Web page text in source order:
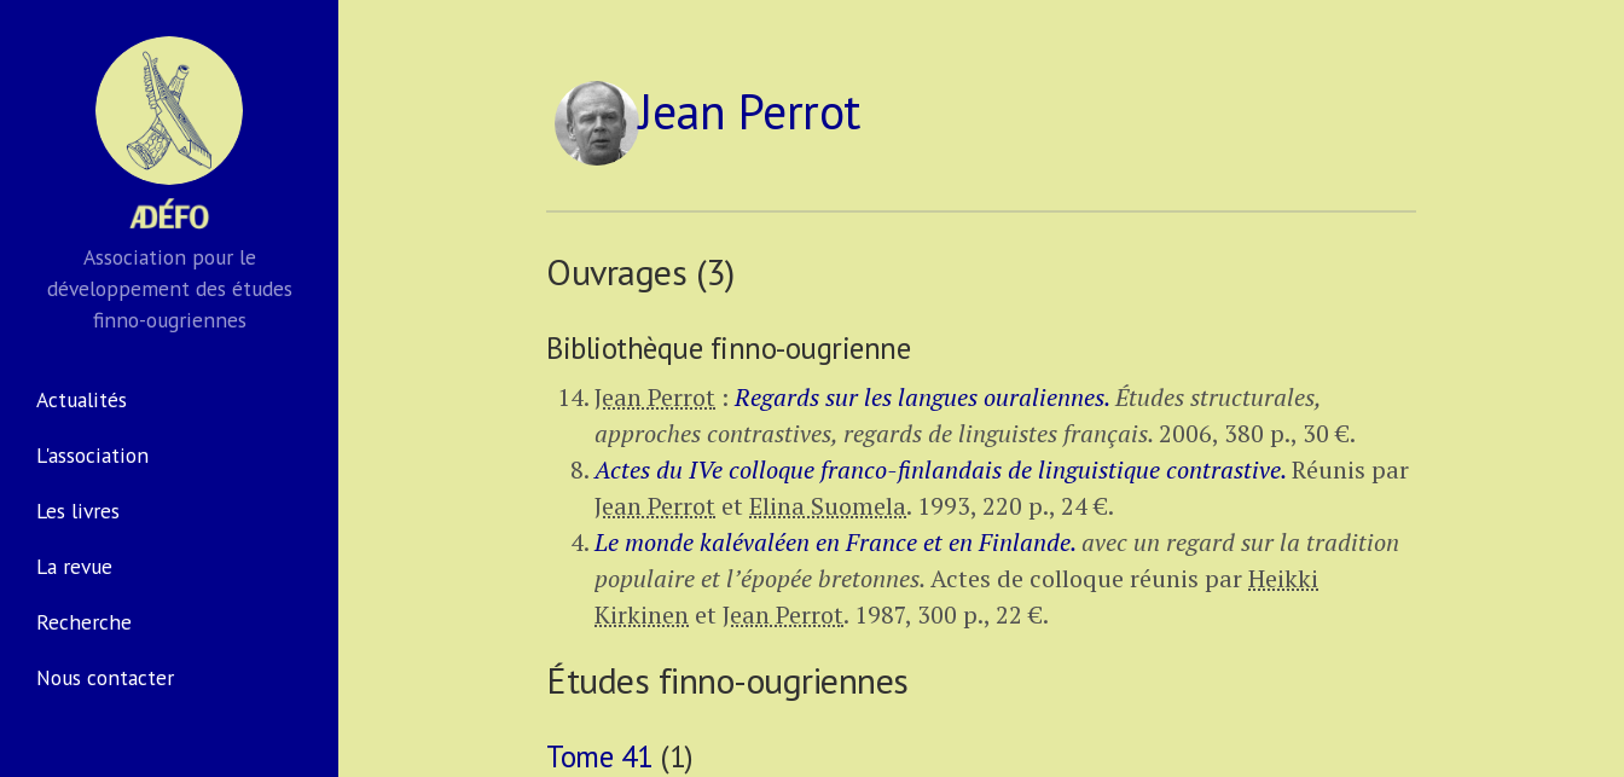
Association pour le
développement des études
finno-ougriennes
Actualités
L'association
Les livres
La revue
Recherche
Nous contacter
Jean Perrot
Ouvrages (3)
Bibliothèque finno-ougrienne
Jean Perrot :Regards sur les langues ouraliennes.Études structurales,
approches contrastives, regards de linguistes français. 2006, 380 p., 30 €.
Actes du IVe colloque franco-finlandais de linguistique contrastive.Réunis par
Jean Perrot et Elina Suomela. 1993, 220 p., 24 €.
Le monde kalévaléen en France et en Finlande. avec un regard sur la tradition
populaire et l’épopée bretonnes.Actes de colloque réunis parHeikki
Kirkinen et Jean Perrot. 1987, 300 p., 22 €.
Études finno-ougriennes
Tome 41 (1)